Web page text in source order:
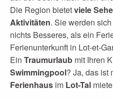
Die Region bietetviele
Aktivitäten. Sie werden
nichts Besseres, als ein
Ferienunterkunft in Lot-et-
Ein Traumurlaub mit Ihren
Swimmingpool? Ja, das ist
Ferienhaus im Lot-Tal